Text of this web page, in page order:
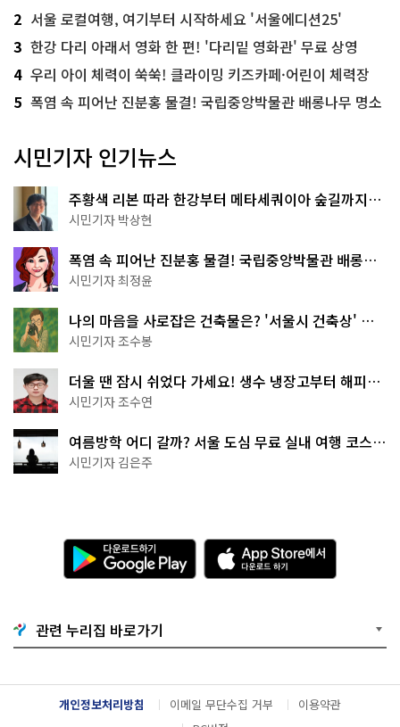
2 서울 로컬여행, 여기부터 시작하세요 '서울에디션25'
3 한강 다리 아래서 영화 한 편! '다리밑 영화관' 무료 상영
4 우리 아이 체력이 쑥쑥! 클라이밍 키즈카페·어린이 체력장
5 폭염 속 피어난 진분홍 물결! 국립중앙박물관 배롱나무 명소
시민기자 인기뉴스
주황색 리본 따라 한강부터 메타세쿼이아 숲길까지…
서울둘레길 15코스
시민기자 박상현
폭염 속 피어난 진분홍 물결! 국립중앙박물관 배롱나
무 명소
시민기자 최정윤
나의 마음을 사로잡은 건축물은? '서울시 건축상' 수
상작 공개!
시민기자 조수봉
더울 땐 잠시 쉬었다 가세요! 생수 냉장고부터 해피소
·무더위쉼터까지
시민기자 조수연
여름방학 어디 갈까? 서울 도심 무료 실내 여행 코스
추천
시민기자 김은주
다
운
로
기
G
o
g
l
e
A
p
p
e
서
다
운
관련 누리집 바로가기
개인정보처리방침 이메일 무단수집 거부
이용약관